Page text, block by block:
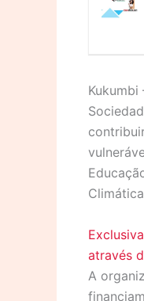
através
A